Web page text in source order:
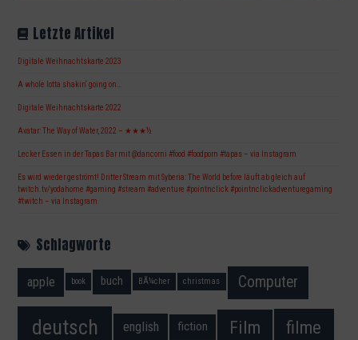
Letzte Artikel
Digitale Weihnachtskarte 2023
A whole lotta shakin‘ going on…
Digitale Weihnachtskarte 2022
Avatar: The Way of Water, 2022 – ★★★½
Lecker Essen in der Tapas Bar mit @dancorni #food #foodporn #tapas – via Instagram
Es wird wieder geströmt! Dritter Stream mit Syberia: The World before läuft ab gleich auf
twitch.tv/yodahome #gaming #stream #adventure #pointnclick #pointnclickadventuregaming
#twitch – via Instagram
Schlagworte
apple book buch BÃ¼cher christmas Computer
deutsch english fiction Film filme